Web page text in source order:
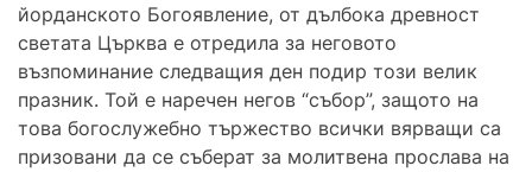
йорданското Богоявление, от дълбока древност
светата Църква е отредила за неговото
възпоминание следващия ден подир този велик
празник. Той е наречен негов “събор”, защото на
това богослужебно тържество всички вярващи са
призовани да се съберат за молитвена прослава на